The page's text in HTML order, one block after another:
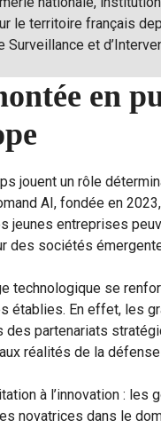
le territoire français
Surveillance et
en
jouent un rôle
AI, fondée en
jeunes entreprises
des sociétés
technologique se
établies. En effet, les
des partenariats
réalités de la
à l’innovation :
novatrices dans le